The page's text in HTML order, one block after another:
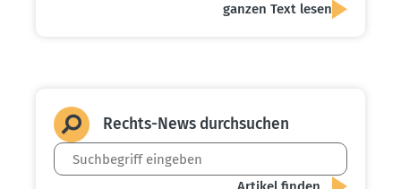
ganzen Text lesen
Rechts-News durch­suchen